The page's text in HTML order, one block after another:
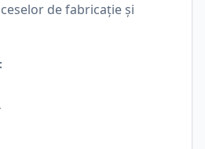
de fabricație și